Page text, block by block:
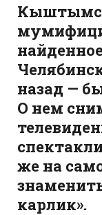
назад —
О нем
же на
карлик».